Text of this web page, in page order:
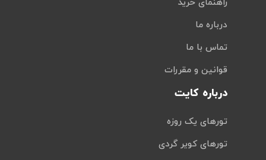
راهنمای خرید
درباره ما
تماس با ما
قوانین و مقررات
درباره کایت
تورهای یک روزه
تورهای کویر گردی